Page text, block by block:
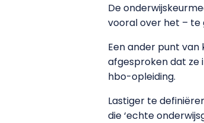
De
vooral over het – te
Een ander punt
afgesproken dat ze
hbo-opleiding.
Lastiger te
die ‘echte